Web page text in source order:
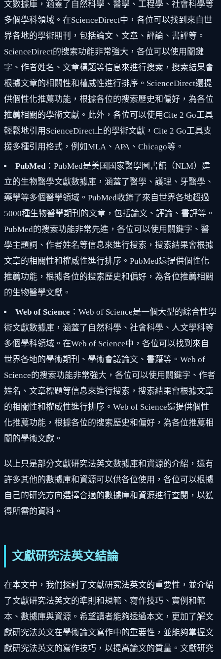
文數據庫，涵蓋了自然科學、醫學、工程學、社會科學等
多個學科領域。在ScienceDirect中，各位可以找到來自世
界各地的學術期刊，包括論文、文章、評論、書評等。
ScienceDirect的搜索功能非常強大，各位可以使用關鍵
字、作者姓名、文章標題等信息來進行搜索，搜索結果會
根據文章的相關性和權威性進行排序。ScienceDirect還提
供個性化推薦功能，根據各位的搜索歷史和偏好，為各位
推薦相關的學術文獻。此外，各位可以使用Cite 2 Go工具
輕鬆地引用ScienceDirect上的學術文獻，Cite 2 Go工具支
援多種引用格式，例如MLA、APA、Chicago等。
PubMed：PubMed是美國國家醫學圖書館（NLM）建
立的生物醫學文獻數據庫，涵蓋了醫學、護理、牙醫學、
藥學等多個醫學領域。PubMed收錄了來自世界各地超過
5000種生物醫學期刊的文章，包括論文、評論、書評等。
PubMed的搜索功能非常先進，各位可以使用關鍵字、醫
學主題詞、作者姓名等信息來進行搜索，搜索結果會根據
文章的相關性和權威性進行排序。PubMed還提供個性化
推薦功能，根據各位的搜索歷史和偏好，為各位推薦相關
的生物醫學文獻。
Web of Science ：Web of Science是一個大型的綜合性學
術文獻數據庫，涵蓋了自然科學、社會科學、人文學科等
多個學科領域。在Web of Science中，各位可以找到來自
世界各地的學術期刊、學術會議論文、書籍等。Web of
Science的搜索功能非常強大，各位可以使用關鍵字、作者
姓名、文章標題等信息來進行搜索，搜索結果會根據文章
的相關性和權威性進行排序。Web of Science還提供個性
化推薦功能，根據各位的搜索歷史和偏好，為各位推薦相
關的學術文獻。
以上只是部分文獻研究法英文數據庫和資源的介紹，還有
許多其他的數據庫和資源可以供各位使用，各位可以根據
自己的研究方向選擇合適的數據庫和資源進行查閱，以獲
得所需的資料。
文獻研究法英文結論
在本文中，我們探討了文獻研究法英文的重要性，並介紹
了文獻研究法英文的準則和規範、寫作技巧、實例和範
本、數據庫與資源。希望讀者能夠透過本文，更加了解文
獻研究法英文在學術論文寫作中的重要性，並能夠掌握文
獻研究法英文的寫作技巧，以提高論文的質量。文獻研究